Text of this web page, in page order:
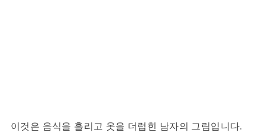
이것은 음식을 흘리고 옷을 더럽힌 남자의 그림입니다.